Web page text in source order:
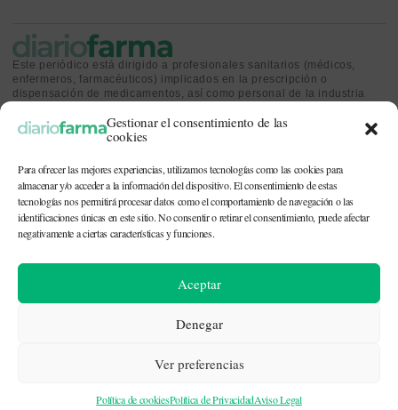
Gestionar el consentimiento de las
cookies
Para ofrecer las mejores experiencias, utilizamos tecnologías como las cookies para
almacenar y/o acceder a la información del dispositivo. El consentimiento de estas
tecnologías nos permitirá procesar datos como el comportamiento de navegación o las
identificaciones únicas en este sitio. No consentir o retirar el consentimiento, puede afectar
negativamente a ciertas características y funciones.
Aceptar
Denegar
Ver preferencias
Política de cookiesPolítica de PrivacidadAviso Legal
Este periódico está dirigido a profesionales sanitarios (médicos,
enfermeros, farmacéuticos) implicados en la prescripción o
dispensación de medicamentos, así como personal de la industria
sanitaria.
CONTACTO Y QUIÉNES SOMOS|POLÍTICA DE COOKIES|POLÍTICA DE
© 2026. Todos los derechos reservados. |
| Recursos
fotográficos: depositphotos